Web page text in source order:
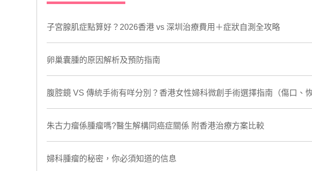
子宮腺肌症點算好？2026香港 vs 深圳治療費用＋症狀自測全攻略
卵巢囊腫的原因解析及預防指南
腹腔鏡 VS 傳統手術有咩分別？香港女性婦科微創手術選擇指南（傷口、
朱古力瘤係腫瘤嗎?醫生解構同癌症關係 附香港治療方案比較
婦科腫瘤的秘密，你必須知道的信息